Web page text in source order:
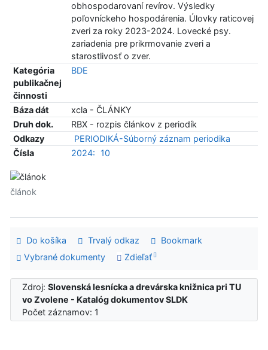
obhospodarovaní revírov. Výsledky
poľovníckeho hospodárenia. Úlovky raticovej
zveri za roky 2023-2024. Lovecké psy.
zariadenia pre prikrmovanie zveri a
starostlivosť o zver.
Kategória
publikačnej
činnosti
BDE
Báza dát
xcla - ČLÁNKY
Druh dok.
RBX - rozpis článkov z periodík
Odkazy
PERIODIKÁ-Súborný záznam periodika
Čísla
2024: 10
článok
Do košíka Trvalý odkaz
Bookmark
Vybrané dokumenty
Zdieľať
Zdroj:Slovenská lesnícka a drevárska knižnica pri TU
vo Zvolene - Katalóg dokumentov SLDK
Počet záznamov: 1